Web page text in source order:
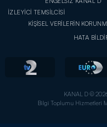
İZLEYİCİ TEMSİLCİSİ
KİŞİSEL VERİLERİN
HATA
KANAL D ©
Bilgi Toplumu Hizmetleri